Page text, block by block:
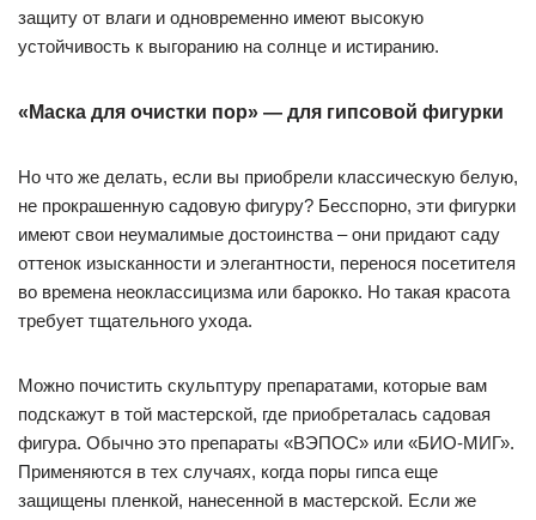
защиту от влаги и одновременно имеют высокую
устойчивость к выгоранию на солнце и истиранию.
«Маска для очистки пор» — для гипсовой фигурки
Но что же делать, если вы приобрели классическую белую,
не прокрашенную садовую фигуру? Бесспорно, эти фигурки
имеют свои неумалимые достоинства – они придают саду
оттенок изысканности и элегантности, перенося посетителя
во времена неоклассицизма или барокко. Но такая красота
требует тщательного ухода.
Можно почистить скульптуру препаратами, которые вам
подскажут в той мастерской, где приобреталась садовая
фигура. Обычно это препараты «ВЭПОС» или «БИО-МИГ».
Применяются в тех случаях, когда поры гипса еще
защищены пленкой, нанесенной в мастерской. Если же